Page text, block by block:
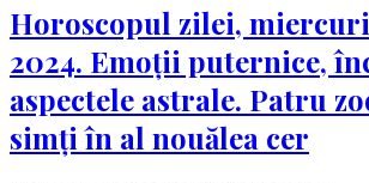
Ciucă
a
vorbit
temei
Horoscopul zilei,
2024. Emoții puternice,
aspectele astrale. Patru
simți în al nouălea cer